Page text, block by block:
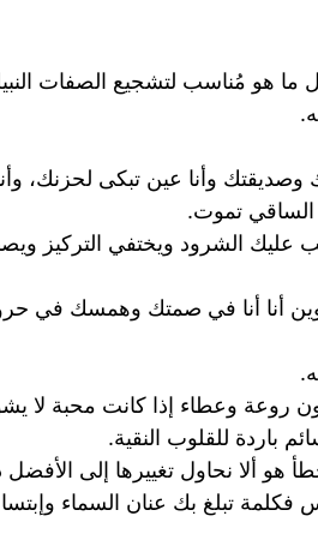
مُناسب لتشجيع الصفات
وأنا عين تبكى لحزنك،
تموت.
عليك الشرود ويختفي
وين أنا أنا في صمتك
روعة وعطاء إذا كانت محبة لا
باردة للقلوب النقية.
ألا نحاول تغييرها إلى الأفضل
فكلمة تبلغ بك عنان السماء